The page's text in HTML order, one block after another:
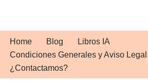
Home Blog
Libros IA
Condiciones Generales y Aviso Legal
¿Contactamos?